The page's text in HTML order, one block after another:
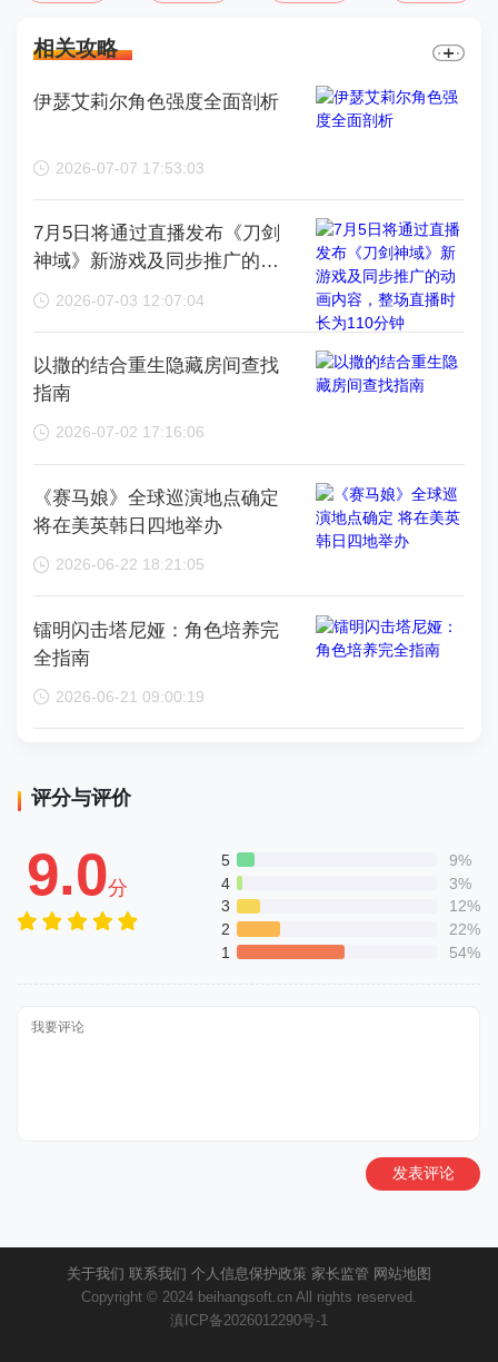
相关攻略
伊瑟艾莉尔角色强度全面剖析
2026-07-07 17:53:03
7月5日将通过直播发布《刀剑
神域》新游戏及同步推广的动
画内容，整场直播时长为110分
2026-07-03 12:07:04
以撒的结合重生隐藏房间查找
指南
2026-07-02 17:16:06
《赛马娘》全球巡演地点确定
将在美英韩日四地举办
2026-06-22 18:21:05
镭明闪击塔尼娅：角色培养完
全指南
2026-06-21 09:00:19
评分与评价
9.0分
5
9%
4
3%
3
12%
2
22%
1
54%
发表评论
关于我们 联系我们 个人信息保护政策 家长监管 网站地图
Copyright © 2024 beihangsoft.cn All rights reserved.
滇ICP备2026012290号-1